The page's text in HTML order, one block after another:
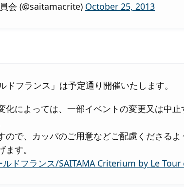
会 (@saitamacrite) October 25, 2013
ドフランス」は予定通り開催いたします。
化によっては、一部イベントの変更又は中
で、カッパのご用意などご配慮くださるよ
す。
ドフランス/SAITAMA Criterium by Le Tour